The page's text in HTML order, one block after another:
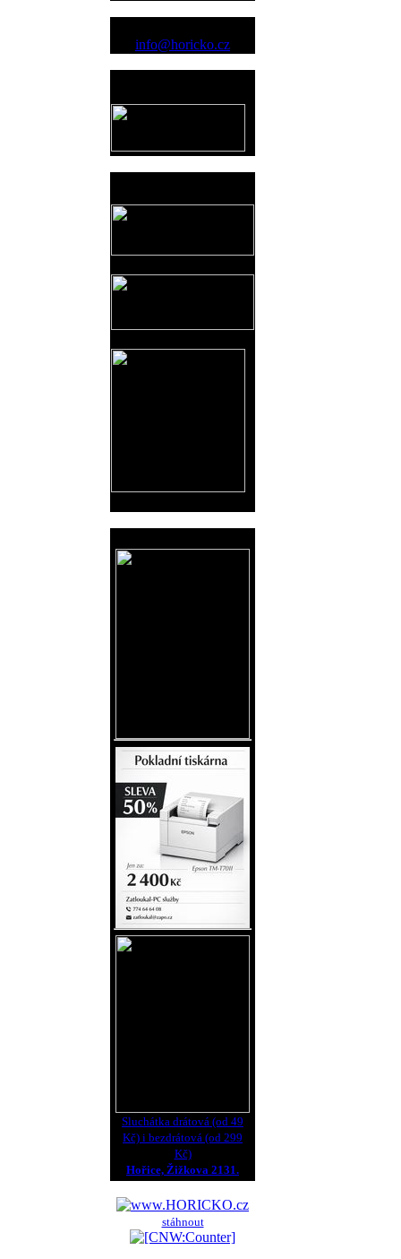
info@horicko.cz
Sluchátka drátová (od 49
Kč) i bezdrátová (od 299
Kč)
Hořice, Žižkova 2131.
stáhnout